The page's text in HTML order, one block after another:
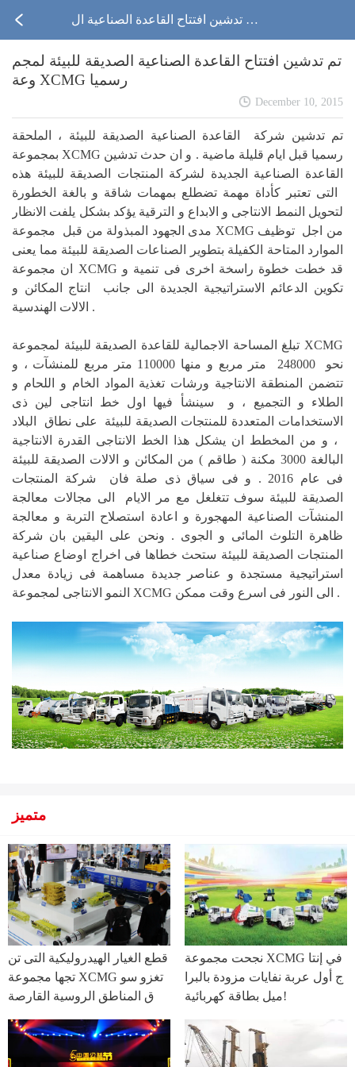
تم تدشين افتتاح القاعدة الصناعية ال
صديقة للبيئة لمجموعة XCMG رسم
تم تدشين افتتاح القاعدة الصناعية الصديقة للبيئة لمجم
وعة XCMG رسميا
December 10, 2015
تم تدشين شركة القاعدة الصناعية الصديقة للبيئة ، الملحقة
بمجموعة XCMG رسميا قبل ايام قليلة ماضية . و ان حدث تدشين
القاعدة الصناعية الجديدة لشركة المنتجات الصديقة للبيئة هذه
التى تعتبر كأداة مهمة تضطلع بمهمات شاقة و بالغة الخطورة
لتحويل النمط الانتاجى و الابداع و الترقية يؤكد بشكل يلفت الانظار
مدى الجهود المبذولة من قبل مجموعة XCMG من اجل توظيف
الموارد المتاحة الكفيلة بتطوير الصناعات الصديقة للبيئة مما يعنى
ان مجموعة XCMG قد خطت خطوة راسخة اخرى فى تنمية و
تكوين الدعائم الاستراتيجية الجديدة الى جانب انتاج المكائن و
الالات الهندسية .
تبلغ المساحة الاجمالية للقاعدة الصديقة للبيئة لمجموعة XCMG
نحو 248000 متر مربع و منها 110000 متر مربع للمنشآت ، و
تتضمن المنطقة الانتاجية ورشات تغذية المواد الخام و اللحام و
الطلاء و التجميع ، و سينشأ فيها اول خط انتاجى لين ذى
الاستخدامات المتعددة للمنتجات الصديقة للبيئة على نطاق البلاد
، و من المخطط ان يشكل هذا الخط الانتاجى القدرة الانتاجية
البالغة 3000 مكنة ( طاقم ) من المكائن و الالات الصديقة للبيئة
فى عام 2016 . و فى سياق ذى صلة فان شركة المنتجات
الصديقة للبيئة سوف تتغلغل مع مر الايام الى مجالات معالجة
المنشآت الصناعية المهجورة و اعادة استصلاح التربة و معالجة
ظاهرة التلوث المائى و الجوى . ونحن على اليقين بان شركة
المنتجات الصديقة للبيئة ستحث خطاها فى اخراج اوضاع صناعية
استراتيجية مستجدة و عناصر جديدة مساهمة فى زيادة معدل
النمو الانتاجى لمجموعة XCMG الى النور فى اسرع وقت ممكن .
متميز
قطع الغيار الهيدروليكية التى تن
تجها مجموعة XCMG تغزو سو
ق المناطق الروسية القارصة
نجحت مجموعة XCMG في إنتا
ج أول عربة نفايات مزودة بالبرا
ميل بطاقة كهربائية!